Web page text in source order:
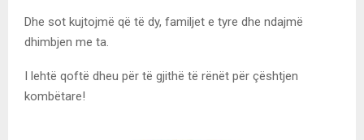
Dhe sot kujtojmë që të dy, familjet e tyre dhe ndajmë
dhimbjen me ta.
I lehtë qoftë dheu për të gjithë të rënët për çështjen
kombëtare!